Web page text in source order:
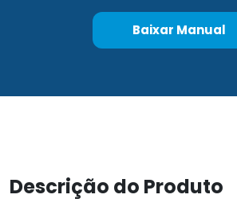
Baixar Manual
Descrição do Produto